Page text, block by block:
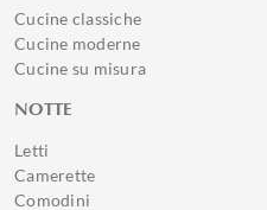
Cucine classiche
Cucine moderne
Cucine su misura
NOTTE
Letti
Camerette
Comodini